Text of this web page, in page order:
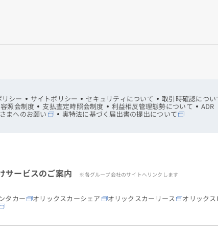
シー サイトポリシー セキュリティについて 取引時確認につい
照会制度 支払査定時照会制度 利益相反管理態勢について ADR
まへのお願い 実特法に基づく届出書の提出について
サービスのご案内 ※各グループ会社のサイトへリンクします
タカー オリックスカーシェア オリックスカーリース オリック